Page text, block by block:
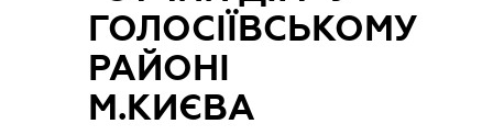
ГОЛОСІЇВСЬКОМУ
РАЙОНІ
М.КИЄВА